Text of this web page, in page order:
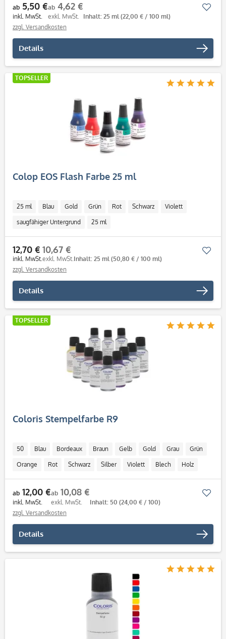
ab 5,50 €
inkl. MwSt.
ab 4,62 €
exkl. MwSt. Inhalt: 25 ml (22,00 € / 100 ml)
zzgl. Versandkosten
Details
TOPSELLER
Colop EOS Flash Farbe 25 ml
25 ml Blau Gold Grün Rot Schwarz Violett
saugfähiger Untergrund 25 ml
12,70 €
inkl. MwSt.
10,67 €
exkl. MwSt.Inhalt: 25 ml (50,80 € / 100 ml)
zzgl. Versandkosten
Details
TOPSELLER
Coloris Stempelfarbe R9
50 Blau Bordeaux Braun Gelb Gold Grau Grün
Orange Rot Schwarz Silber Violett Blech Holz
Kunststoff Metall
ab 50 ml
ab 12,00 €
inkl. MwSt.
ab 10,08 €
exkl. MwSt. Inhalt: 50 (24,00 € / 100)
zzgl. Versandkosten
Details